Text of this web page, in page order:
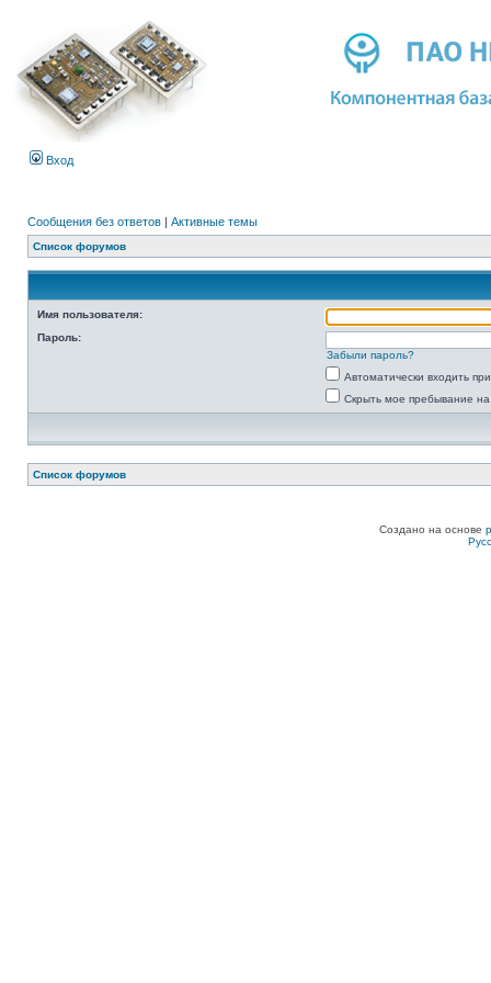
Вход
Сообщения без ответов | Активные темы
Список форумов
Имя пользователя:
Пароль:
Забыли пароль?
Автоматически входить
Скрыть мое пребывание
Список форумов
Создано на основе